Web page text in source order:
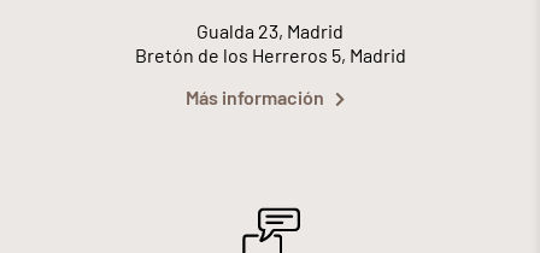
Gualda 23, Madrid
Bretón de los Herreros 5, Madrid
Más información